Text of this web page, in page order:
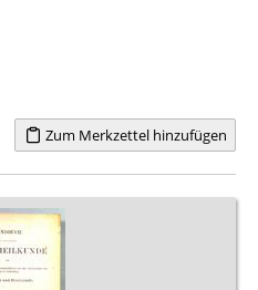
Zum Merkzettel hinzufügen